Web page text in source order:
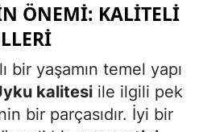
İzmir
Kastamonu
Kayseri
ÖNEMI: KALITELI
bir yaşamın temel yapı
kalitesi ile ilgili pek
bir parçasıdır. İyi bir